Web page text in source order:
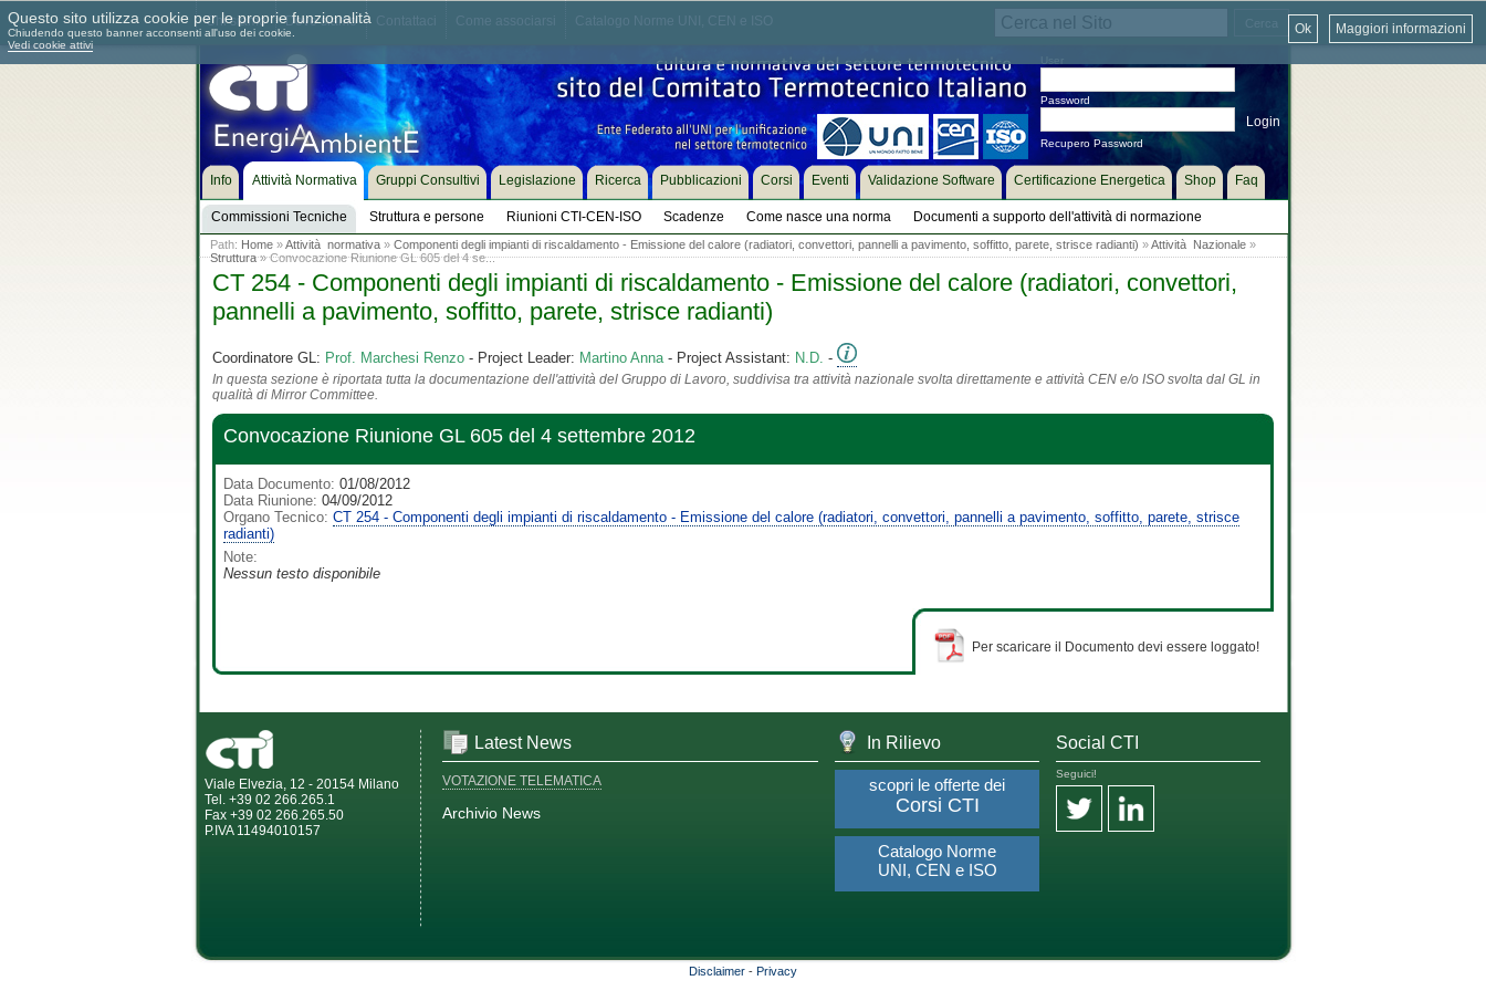
Chi siamo Dove siamo
Password
Recupero Password
Info Attività Normativa
Commissioni Tecniche Struttura e persone Riunioni CTI-CEN-ISO Scadenze Come nasce una norma Documenti a supporto dell'attività di normazione
Gruppi Consultivi Legislazione Ricerca Pubblicazioni Corsi Eventi Validazione Software Certificazione Energetica Shop Faq
Path: Home»Attività normativa» Componenti degli impianti di riscaldamento - Emissione del calore (radiatori, convettori, pannelli a pavimento, soffitto, parete, strisce radianti) »Attività Nazionale»
Struttura» Convocazione Riunione GL 605 del 4 se...
CT 254 - Componenti degli impianti di riscaldamento - Emissione del calore (radiatori, convettori,
pannelli a pavimento, soffitto, parete, strisce radianti)
Coordinatore GL: Prof. Marchesi Renzo- Project Leader: Martino Anna- Project Assistant: N.D. -
In questa sezione è riportata tutta la documentazione dell'attività del Gruppo di Lavoro, suddivisa tra attività nazionale svolta direttamente e attività CEN e/o ISO svolta dal GL in
qualità di Mirror Committee.
Convocazione Riunione GL 605 del 4 settembre 2012
Data Documento: 01/08/2012
Data Riunione: 04/09/2012
Organo Tecnico: CT 254 - Componenti degli impianti di riscaldamento - Emissione del calore (radiatori, convettori, pannelli a pavimento, soffitto, parete, strisce
radianti)
Note:
Nessun testo disponibile
Per scaricare il Documento devi essere loggato!
Viale Elvezia, 12 - 20154 Milano
Tel. +39 02 266.265.1
Fax +39 02 266.265.50
P.IVA 11494010157
Latest News
VOTAZIONE TELEMATICA
Archivio News
In Rilievo
scopri le offerte dei
Corsi CTI
Catalogo Norme
UNI, CEN e ISO
Social CTI
Seguici!
Disclaimer - Privacy
Questo sito utilizza cookie per le proprie funzionalità
Chiudendo questo banner acconsenti all'uso dei cookie.
Vedi cookie attivi
Maggiori informazioni
Ok